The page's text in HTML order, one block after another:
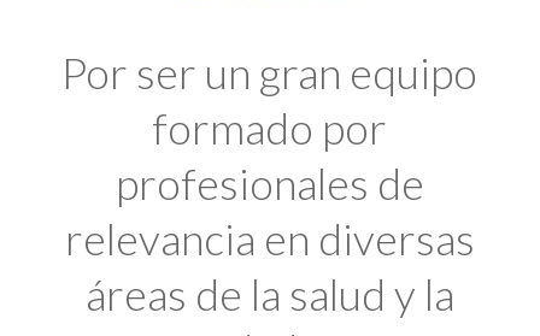
Por ser un gran equipo
formado por
profesionales de
relevancia en diversas
áreas de la salud y la